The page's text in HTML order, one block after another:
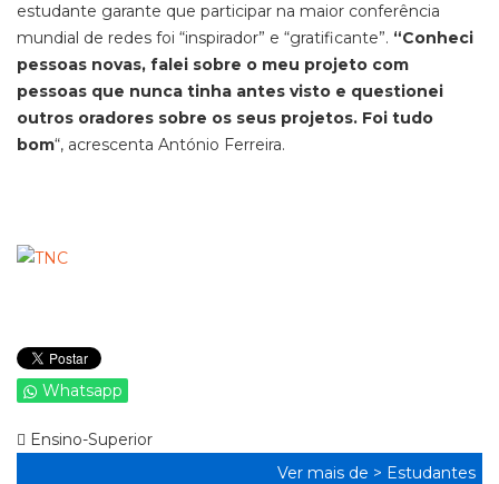
estudante garante que participar na maior conferência
mundial de redes foi “inspirador” e “gratificante”. “Conheci
pessoas novas, falei sobre o meu projeto com
pessoas que nunca tinha antes visto e questionei
outros oradores sobre os seus projetos. Foi tudo
bom“, acrescenta António Ferreira.
Whatsapp
Ensino-Superior
Ver mais de > Estudantes